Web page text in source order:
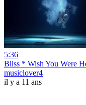
5:36
Bliss * Wish You Were
musiclover4
il y a 11 ans